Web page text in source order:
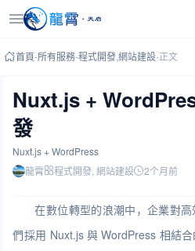
首頁-所有服務-程式開發,網站建設-正文
Nuxt.js +
發
Nuxt.js + WordPress
龍霄
程式開發 , 網站建設 2个月前
在數位轉型的浪潮中，企業對
們採用 Nuxt.js 與 WordPress 相結